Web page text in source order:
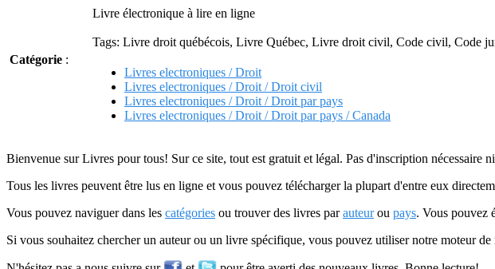
Livre électronique à lire en ligne
Tags: Livre droit québécois, Livre Québec, Livre droit civil, Code civil, Code
Catégorie :
Livres electroniques / Droit
Livres electroniques / Droit / Droit civil
Livres electroniques / Droit / Droit par pays
Livres electroniques / Droit / Droit par pays / Canada
Bienvenue sur Livres pour tous! Sur ce site, tout est gratuit et légal. Pas d'inscription nécessaire
Tous les livres peuvent être lus en ligne et vous pouvez télécharger la plupart d'entre eux
Vous pouvez naviguer dans les catégories ou trouver des livres parauteurou pays. Vous pouvez
Si vous souhaitez chercher un auteur ou un livre spécifique, vous pouvez utiliser notre moteur